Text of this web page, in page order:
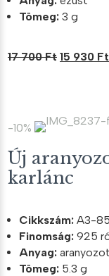
Tömeg: 3 g
17 700Ft Original
700 Ft.
15 930 Ft
-10%
Új
karlánc
Cikkszám: A3-
Finomság: 925
Anyag:
Tömeg: 5.3 g